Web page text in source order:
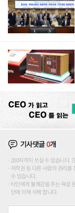
기사댓글0개
200자까지 쓰실 수 있습니다.
저작권 등 다른 사람의 권리를
수 있습니다.
타인에게 불쾌감을 주는 욕설
단에 의해 삭제 합니다.